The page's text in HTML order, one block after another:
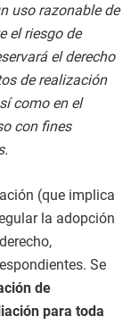
uso razonable de
el riesgo de
el derecho
de realización
como en el
con fines
(que implica
la adopción
Se
de
para toda